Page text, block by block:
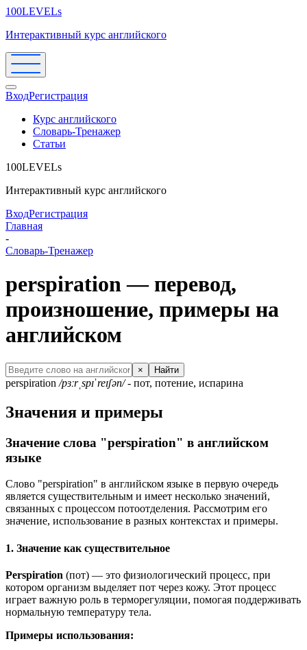
100LEVELs
Интерактивный курс английского
ВходРегистрация
Курс английского
Словарь-Тренажер
Статьи
100LEVELs
Интерактивный курс английского
ВходРегистрация
Главная
-
Словарь-Тренажер
perspiration — перевод,
произношение, примеры на
английском
× Найти
perspiration /pɜːrˌspɪˈreɪʃən/- пот, потение, испарина
Значения и примеры
Значение слова "perspiration" в английском
языке
Слово "perspiration" в английском языке в первую очередь
является существительным и имеет несколько значений,
связанных с процессом потоотделения. Рассмотрим его
значение, использование в разных контекстах и примеры.
1. Значение как существительное
Perspiration (пот) — это физиологический процесс, при
котором организм выделяет пот через кожу. Этот процесс
играет важную роль в терморегуляции, помогая поддерживать
нормальную температуру тела.
Примеры использования: